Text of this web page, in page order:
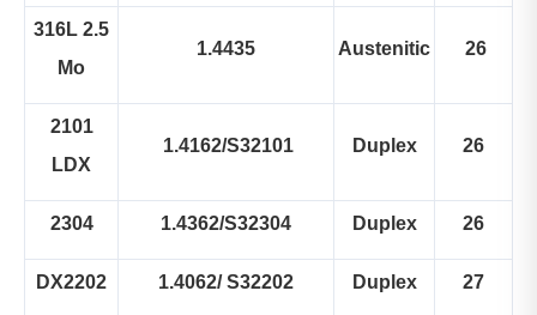
316L 2.5
Mo
1.4435 Austenitic 26
2101
LDX
1.4162/S32101 Duplex 26
2304 1.4362/S32304 Duplex 26
DX2202 1.4062/ S32202 Duplex 27